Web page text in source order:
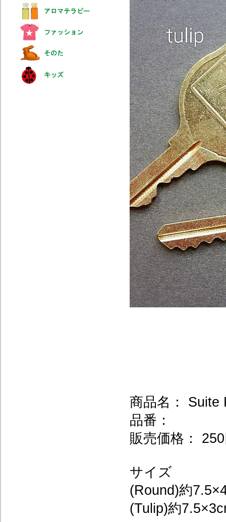
商品名： Suite
品番：
販売価格：
サイズ
(Round)約
(Tulip)約